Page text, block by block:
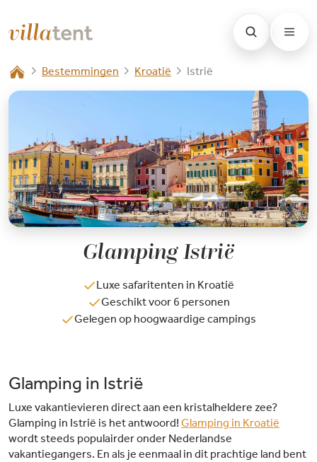
Bestemmingen Kroatië Istrië
Glamping Istrië
Luxe safaritenten in Kroatië
Geschikt voor 6 personen
Gelegen op hoogwaardige campings
Glamping in Istrië
Luxe vakantievieren direct aan een kristalheldere zee?
Glamping in Istrië is het antwoord! Glamping in Kroatië
wordt steeds populairder onder Nederlandse
vakantiegangers. En als je eenmaal in dit prachtige land bent